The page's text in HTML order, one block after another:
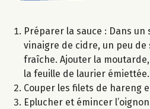
Préparer la sauce : Dans
vinaigre de cidre, un peu de
fraîche. Ajouter la
la feuille de laurier émiettée.
Couper les filets de hareng
Eplucher et émincer